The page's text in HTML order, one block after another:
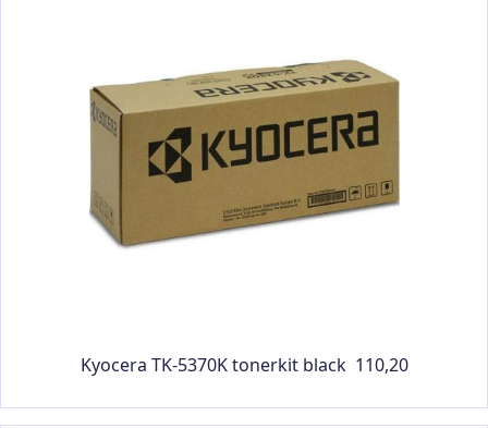
Kyocera TK-5370K tonerkit black 110,20